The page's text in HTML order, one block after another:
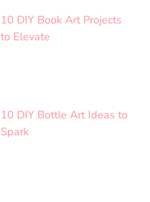
10 DIY Book Art Projects
to Elevate
10 DIY Bottle Art Ideas to
Spark